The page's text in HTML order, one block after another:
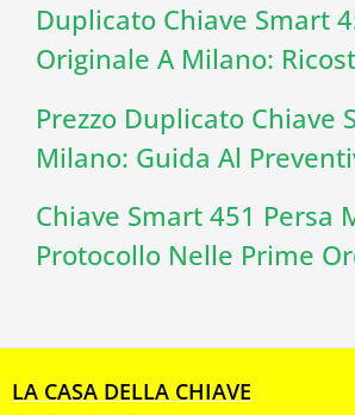
Duplicato Chiave Smart
Originale A Milano:
Prezzo Duplicato Chiave
Milano: Guida Al
Chiave Smart 451 Persa
Protocollo Nelle Prime
LA CASA DELLA CHIAVE